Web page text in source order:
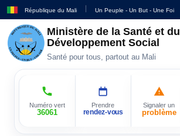
République du Mali Un Peuple - Un But - Une Foi
Ministère de la Santé et du
Développement Social
Santé pour tous, partout au Mali
Numéro vert
36061
Prendre
rendez-vous
Signaler un
problème